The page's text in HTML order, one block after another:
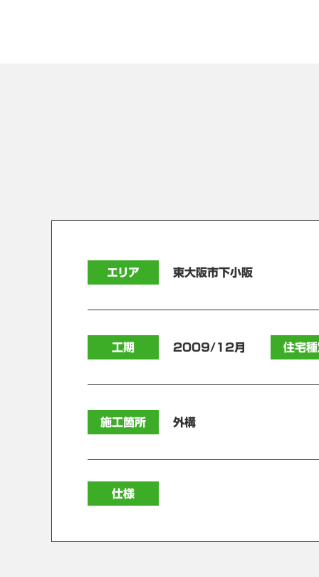
エリア 東大阪市下小阪
工期 2009/12月 住宅
施工箇所 外構
仕様